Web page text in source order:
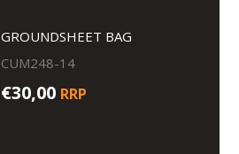
GROUNDSHEET BAG
CUM248-14
€30,00 RRP